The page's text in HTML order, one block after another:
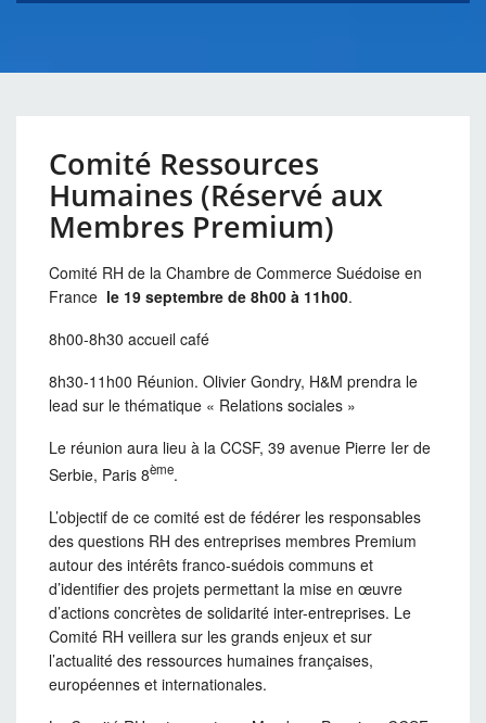
Comité Ressources
Humaines (Réservé aux
Membres Premium)
Comité RH de la Chambre de Commerce Suédoise en
France le 19 septembre de 8h00 à 11h00.
8h00-8h30 accueil café
8h30-11h00 Réunion. Olivier Gondry, H&M prendra le
lead sur le thématique « Relations sociales »
Le réunion aura lieu à la CCSF, 39 avenue Pierre Ier de
Serbie, Paris 8ème.
L’objectif de ce comité est de fédérer les responsables
des questions RH des entreprises membres Premium
autour des intérêts franco-suédois communs et
d’identifier des projets permettant la mise en œuvre
d’actions concrètes de solidarité inter-entreprises. Le
Comité RH veillera sur les grands enjeux et sur
l’actualité des ressources humaines françaises,
européennes et internationales.